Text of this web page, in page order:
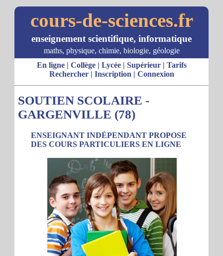
cours-de-sciences.fr
enseignement scientifique, informatique
maths, physique, chimie, biologie, géologie
En ligne| Collège| Lycée| Supérieur| Tarifs
Rechercher| Inscription | Connexion
SOUTIEN SCOLAIRE -
GARGENVILLE (78)
ENSEIGNANT INDÉPENDANT PROPOSE
DES COURS PARTICULIERS EN LIGNE